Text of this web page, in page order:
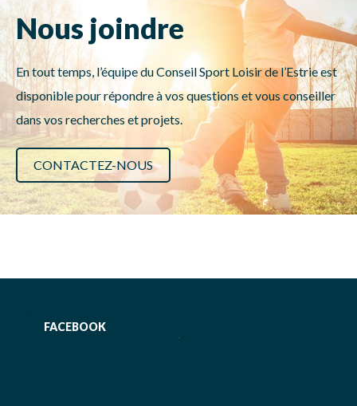
Nous joindre
En tout temps, l’équipe du Conseil Sport Loisir de l’Estrie est
disponible pour répondre à vos questions et vous conseiller
dans vos recherches et projets.
CONTACTEZ-NOUS
FACEBOOK